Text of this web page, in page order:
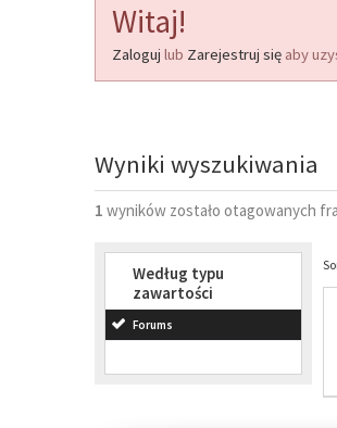
Witaj!
Zaloguj lub Zarejestruj się aby
Wyniki wyszukiwania
1 wyników zostało otagowanych
Według typu
zawartości
Forums